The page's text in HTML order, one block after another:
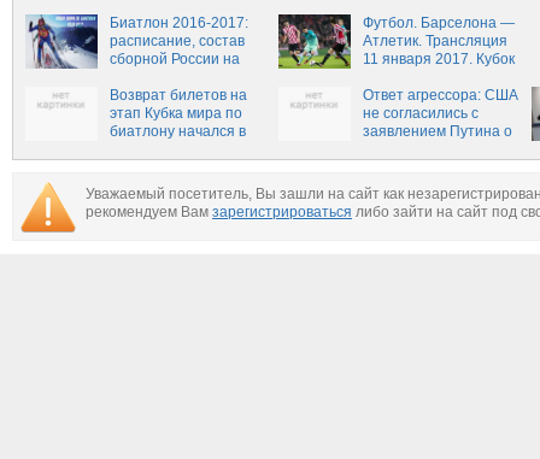
трансляция
Биатлон 2016-2017:
расписание, состав
сборной России на
Результаты.
Футбол. Барселона —
Атлетик. Трансляция
11 января 2017. Кубок
1:8 финала
Возврат билетов на
этап Кубка мира по
биатлону начался в
Ответ агрессора: США
не согласились с
заявлением Путина о
Уважаемый посетитель, Вы зашли на сайт как
рекомендуем Вам зарегистрироваться либо зайти на сайт под